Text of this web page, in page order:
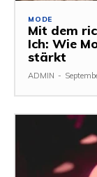
MODE
Mit dem
Ich: Wie
stärkt
ADMIN -